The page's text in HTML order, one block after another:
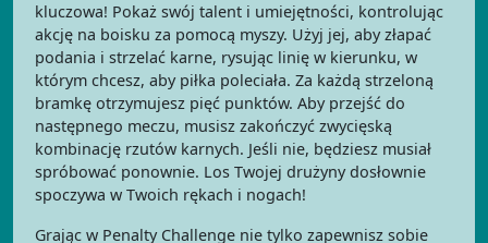
kluczowa! Pokaż swój talent i umiejętności, kontrolując
akcję na boisku za pomocą myszy. Użyj jej, aby złapać
podania i strzelać karne, rysując linię w kierunku, w
którym chcesz, aby piłka poleciała. Za każdą strzeloną
bramkę otrzymujesz pięć punktów. Aby przejść do
następnego meczu, musisz zakończyć zwycięską
kombinację rzutów karnych. Jeśli nie, będziesz musiał
spróbować ponownie. Los Twojej drużyny dosłownie
spoczywa w Twoich rękach i nogach!
Grając w Penalty Challenge nie tylko zapewnisz sobie